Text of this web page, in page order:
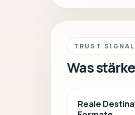
TRUST
Was
Reale